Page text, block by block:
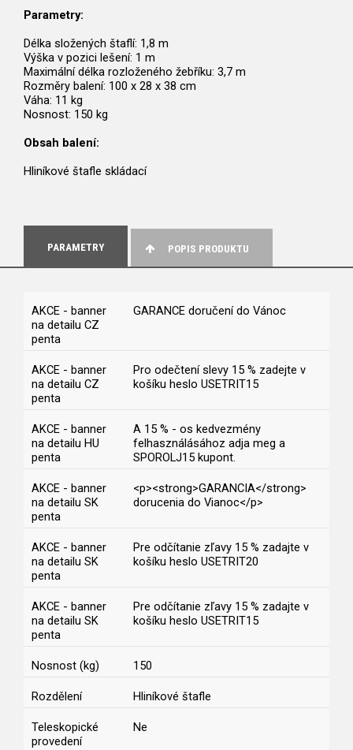
Parametry:
Délka složených štaflí: 1,8 m
Výška v pozici lešení: 1 m
Maximální délka rozloženého žebříku: 3,7 m
Rozměry balení: 100 x 28 x 38 cm
Váha: 11 kg
Nosnost: 150 kg
Obsah balení:
Hliníkové štafle skládací
PARAMETRY POPIS PRODUKTU
AKCE - banner
na detailu CZ
penta
GARANCE doručení do Vánoc
AKCE - banner
na detailu CZ
penta
Pro odečtení slevy 15 % zadejte v
košíku heslo USETRIT15
AKCE - banner
na detailu HU
penta
A 15 % - os kedvezmény
felhasználásához adja meg a
SPOROLJ15 kupont.
AKCE - banner
na detailu SK
penta
<p><strong>GARANCIA</strong>
dorucenia do Vianoc</p>
AKCE - banner
na detailu SK
penta
Pre odčítanie zľavy 15 % zadajte v
košíku heslo USETRIT20
AKCE - banner
na detailu SK
penta
Pre odčítanie zľavy 15 % zadajte v
košíku heslo USETRIT15
Nosnost (kg) 150
Rozdělení Hliníkové štafle
Teleskopické
provedení
Ne